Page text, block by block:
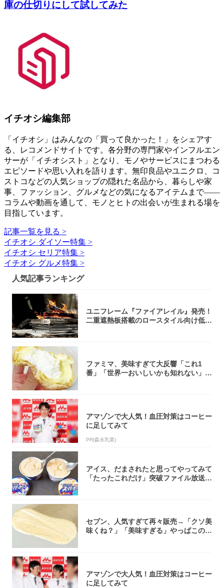
庫の仕切りにして試してみた
イチオシ編集部
「イチオシ」はみんなの「買って良かった！」をシェアす
る、レコメンドサイトです。各分野の専門家やインフルエン
サーが「イチオシスト」となり、モノやサービスにまつわる
エピソードや思い入れを語ります。無印良品やユニクロ、コ
ストコなどの人気ショップの隠れた名品から、暮らしや家
事、ファッション、グルメなどの気になるアイテムまで――
コラムや動画を通して、モノとヒトの出会いが生まれる場を
目指しています。
記事一覧を見る >
イチオシ ダイソー特集 >
イチオシ セリア特集 >
イチオシ グルメ特集 >
人気記事ランキング
ユニフレーム『ファイアレイル』発売！
二重遮熱板搭載のロースタイル向け低型
ファミマ、美味すぎて大反響「これ1
番」「世界一おいしいかも知れない」
アマゾンで大人気！血圧対策はコーヒー
に足してみて
PR(森永乳業)
アイス、だまされたと思ってやってみて
「たったこれだけ」突破ファイル放送で
セブン、人気すぎて再々販売→「クソ美
味くね？」「美味すぎる」やっぱこのク
アマゾンで大人気！血圧対策はコーヒー
に足してみて